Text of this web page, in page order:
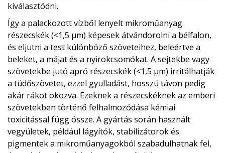
kiválasztódni.
Így a palackozott vízből lenyelt mikroműanyag
részecskék (<1,5 μm) képesek átvándorolni a bélfalon,
és eljutni a test különböző szöveteihez, beleértve a
beleket, a májat és a nyirokcsomókat. A sejtekbe vagy
szövetekbe jutó apró részecskék (<1,5 μm) irritálhatják
a tüdőszövetet, ezzel gyulladást, hosszú távon pedig
akár rákot okozva. Ezeknek a részecskéknek az emberi
szövetekben történő felhalmozódása kémiai
toxicitással függ össze. A gyártás során használt
vegyületek, például lágyítók, stabilizátorok és
pigmentek a mikroműanyagokból szabadulhatnak fel,